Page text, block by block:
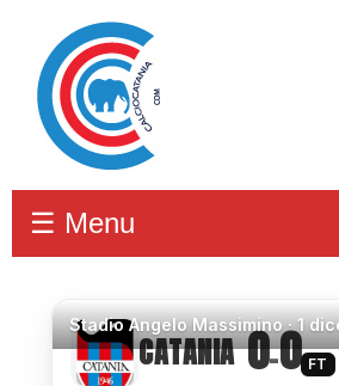
☰ Menu
StadioAngelo Massimino ·1
CATANIA 0–0 FT